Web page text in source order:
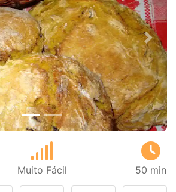
Next
Muito Fácil 50 min